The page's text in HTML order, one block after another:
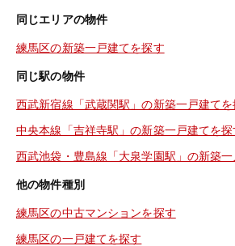
同じエリアの物件
練馬区の新築一戸建てを探す
同じ駅の物件
西武新宿線「武蔵関駅」の新築一戸建てを
中央本線「吉祥寺駅」の新築一戸建てを探
西武池袋・豊島線「大泉学園駅」の新築
他の物件種別
練馬区の中古マンションを探す
練馬区の一戸建てを探す